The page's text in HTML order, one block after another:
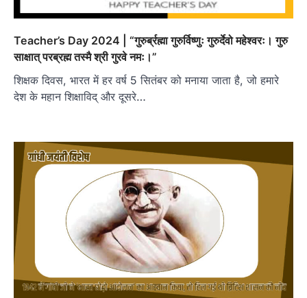
Teacher’s Day 2024 | “गुरुर्ब्रह्मा गुरुर्विष्णुः गुरुर्देवो महेश्वरः। गुरु
साक्षात् परब्रह्म तस्मै श्री गुरवे नमः।”
शिक्षक दिवस, भारत में हर वर्ष 5 सितंबर को मनाया जाता है, जो हमारे
देश के महान शिक्षाविद् और दूसरे…